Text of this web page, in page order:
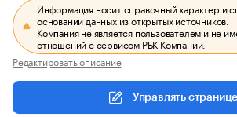
Информация носит справочный характер и
основании данных из открытых источников.
Компания не является пользователем и не
отношений с сервисом РБК Компании.
Редактировать описание
Управлять